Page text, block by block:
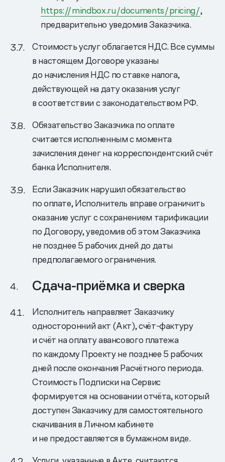
https://mindbox.ru/documents/­pricing/,
предварительно уведомив Заказчика.
Стоимость услуг облагается НДС. Все суммы
в настоящем Договоре указаны
до начисления НДС по ставке налога,
действующей на дату оказания услуг
в соответствии с законодательством РФ.
Обязательство Заказчика по оплате
считается исполненным с момента
зачисления денег на корреспондентский счёт
банка Исполнителя.
Если Заказчик нарушил обязательство
по оплате, Исполнитель вправе ограничить
оказание услуг с сохранением тарификации
по Договору, уведомив об этом Заказчика
не позднее 5 рабочих дней до даты
предполагаемого ограничения.
Сдача-приёмка и сверка
Исполнитель направляет Заказчику
односторонний акт (Акт), счёт-фактуру
и счёт на оплату авансового платежа
по каждому Проекту не позднее 5 рабочих
дней после окончания Расчётного периода.
Стоимость Подписки на Сервис
формируется на основании отчёта, который
доступен Заказчику для самостоятельного
скачивания в Личном кабинете
и не предоставляется в бумажном виде.